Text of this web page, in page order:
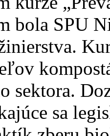
bola SPU
sektora.
sa